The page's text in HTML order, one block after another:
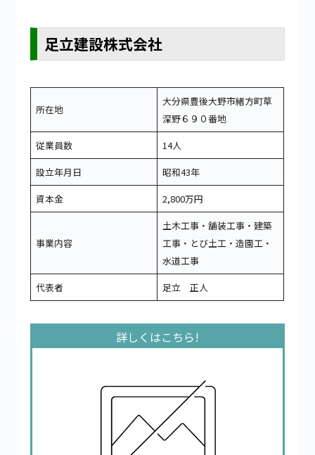
足立建設株式会社
所在地
大分県豊後大野市緒方町草
深野６９０番地
従業員数
14人
設立年月日
昭和43年
資本金
2,800万円
事業内容
土木工事・舗装工事・建築
工事・とび土工・造園工・
水道工事
代表者
足立 正人